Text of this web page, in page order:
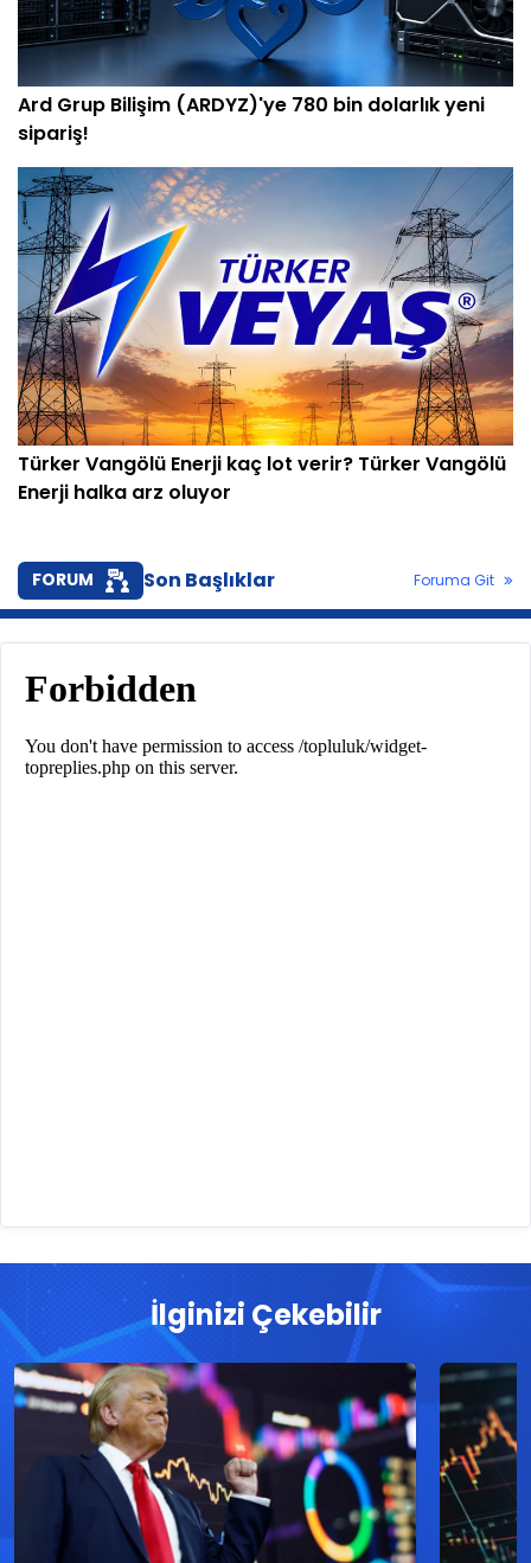
Ard Grup Bilişim (ARDYZ)'ye 780 bin dolarlık yeni
sipariş!
Türker Vangölü Enerji kaç lot verir? Türker Vangölü
Enerji halka arz oluyor
FORUM Son Başlıklar Foruma Git
İlginizi Çekebilir